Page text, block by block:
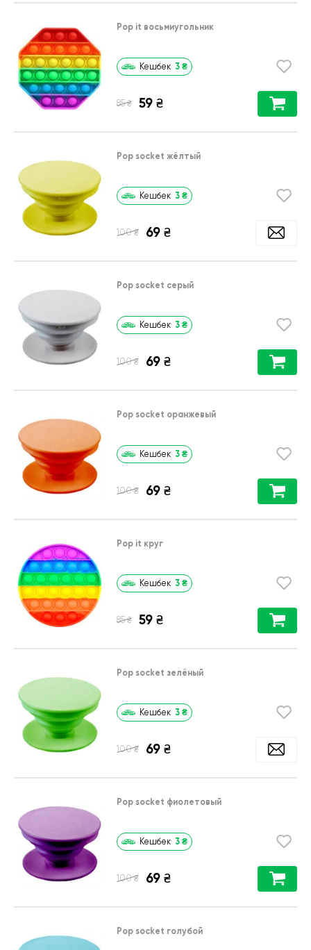
Pop it восьмиугольник
Кешбек 3 ₴
85 ₴ 59 ₴
Pop socket жёлтый
Кешбек 3 ₴
100 ₴ 69 ₴
Pop socket серый
Кешбек 3 ₴
100 ₴ 69 ₴
Pop socket оранжевый
Кешбек 3 ₴
100 ₴ 69 ₴
Pop it круг
Кешбек 3 ₴
85 ₴ 59 ₴
Pop socket зелёный
Кешбек 3 ₴
100 ₴ 69 ₴
Pop socket фиолетовый
Кешбек 3 ₴
100 ₴ 69 ₴
Pop socket голубой